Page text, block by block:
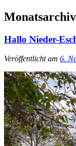
Hallo Nieder-
Veröffentlicht am 6.